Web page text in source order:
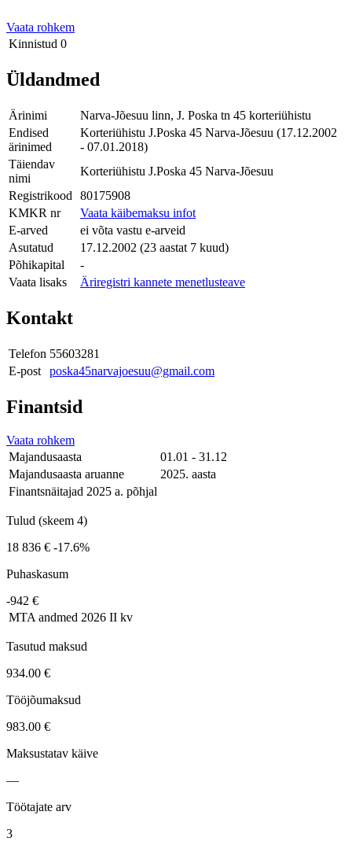
Vaata rohkem
Kinnistud 0
Üldandmed
Ärinimi
Narva-Jõesuu linn, J. Poska tn 45 korteriühistu
Endised
ärinimed
Korteriühistu J.Poska 45 Narva-Jõesuu (17.12.2002
- 07.01.2018)
Täiendav
nimi
Korteriühistu J.Poska 45 Narva-Jõesuu
Registrikood
80175908
KMKR nr
Vaata käibemaksu infot
E-arved
ei võta vastu e-arveid
Asutatud
17.12.2002 (23 aastat 7 kuud)
Põhikapital
-
Vaata lisaks
Äriregistri kannete menetlusteave
Kontakt
Telefon 55603281
E-post
poska45narvajoesuu@gmail.com
Finantsid
Vaata rohkem
Majandusaasta
01.01 - 31.12
Majandusaasta aruanne
2025. aasta
Finantsnäitajad 2025 a. põhjal
Tulud (skeem 4)
18 836 € -17.6%
Puhaskasum
-942 €
MTA andmed 2026 II kv
Tasutud maksud
934.00 €
Tööjõumaksud
983.00 €
Maksustatav käive
—
Töötajate arv
3